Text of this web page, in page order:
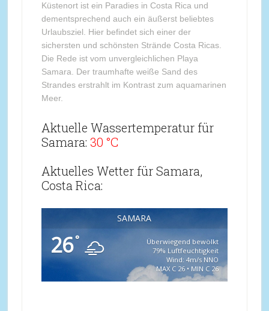
Küstenort ist ein Paradies in Costa Rica und
dementsprechend auch ein äußerst beliebtes
Urlaubsziel. Hier befindet sich einer der
sichersten und schönsten Strände Costa Ricas.
Die Rede ist vom unvergleichlichen Playa
Samara. Der traumhafte weiße Sand des
Strandes erstrahlt im Kontrast zum aquamarinen
Meer.
Aktuelle Wassertemperatur für
Samara: 30 °C
Aktuelles Wetter für Samara,
Costa Rica:
SAMARA
26°
Überwiegend bewölkt
79% Luftfeuchtigkeit
Wind: 4m/s NNO
MAX C 26 • MIN C 26